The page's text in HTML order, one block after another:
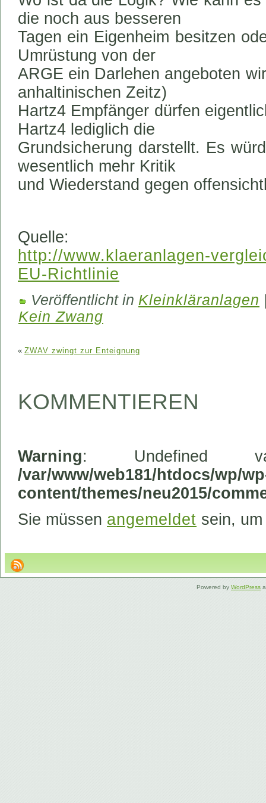
die noch aus besseren
Tagen ein Eigenheim besitzen
Umrüstung von der
ARGE ein Darlehen angeboten
anhaltinischen Zeitz)
Hartz4 Empfänger dürfen
Hartz4 lediglich die
Grundsicherung darstellt. Es
wesentlich mehr Kritik
und Wiederstand gegen
Quelle:
http://www.klaeranlagen-
EU-Richtlinie
Veröffentlicht in Kleinkläranlagen
Kein Zwang
« ZWAV zwingt zur Enteignung
KOMMENTIEREN
Warning: Undefined
/var/www/web181/htdocs/wp/
content/themes/neu2015/
Sie müssen angemeldet sein,
Powered by WordPress